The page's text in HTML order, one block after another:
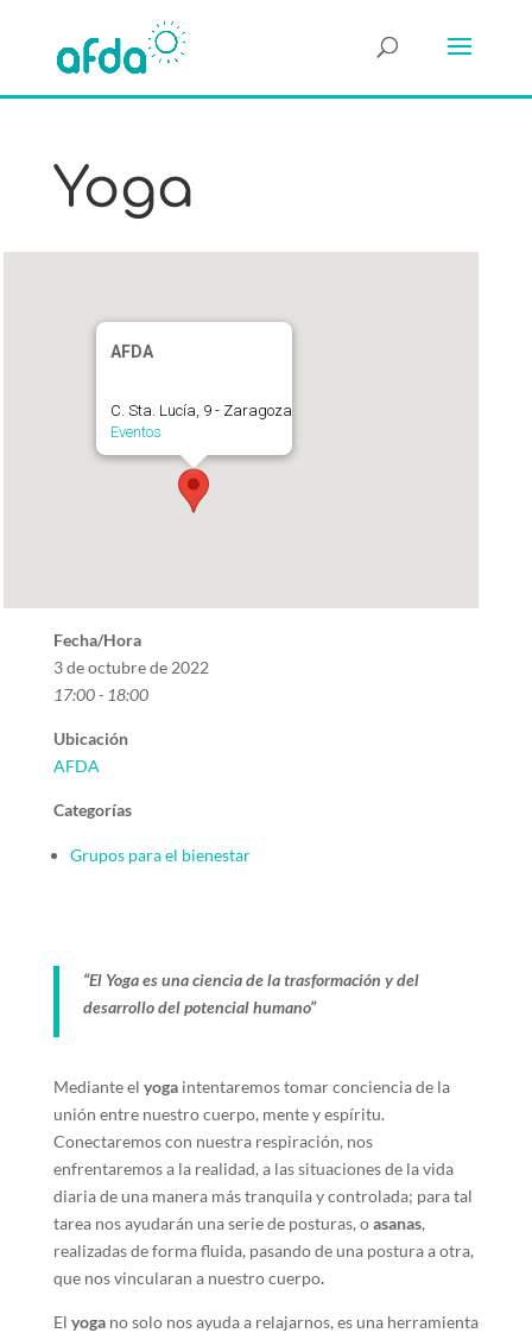
Yoga
AFDA
C. Sta. Lucía, 9 - Zaragoza
Eventos
Fecha/Hora
3 de octubre de 2022
17:00 - 18:00
Ubicación
AFDA
Categorías
Grupos para el bienestar
“El Yoga es una ciencia de la trasformación y del
desarrollo del potencial humano”
Mediante el yogaintentaremos tomar conciencia de la
unión entre nuestro cuerpo, mente y espíritu.
Conectaremos con nuestra respiración, nos
enfrentaremos a la realidad, a las situaciones de la vida
diaria de una manera más tranquila y controlada; para tal
tarea nos ayudarán una serie de posturas, oasanas,
realizadas de forma fluida, pasando de una postura a otra,
que nos vincularan a nuestro cuerpo.
El yogano solo nos ayuda a relajarnos, es una herramienta